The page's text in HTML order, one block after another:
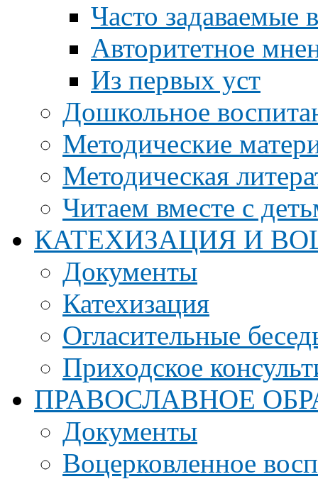
Часто
Авторитетное
Из первых уст
Дошкольное
Методические
Методическая
Читаем вместе с
КАТЕХИЗАЦИЯ И
Документы
Катехизация
Огласительные
Приходское
ПРАВОСЛАВНОЕ
Документы
Воцерковленное